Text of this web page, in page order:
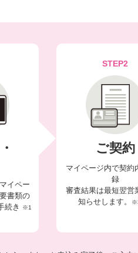
イペー
書類の
続き
※1
STEP2
ご契約
マイページ内で契約
録
審査結果は最短翌営
知らせします。